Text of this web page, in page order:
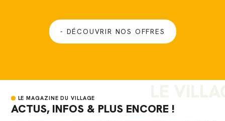
DÉCOUVRIR NOS OFFRES
LE MAGAZINE DU VILLAGE
ACTUS, INFOS & PLUS ENCORE !